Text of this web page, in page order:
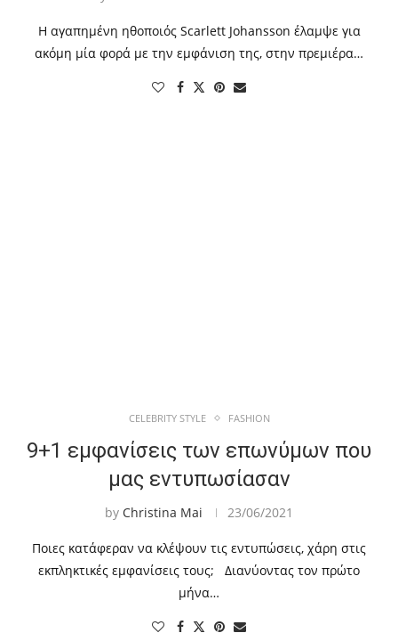
Η αγαπημένη ηθοποιός Scarlett Johansson έλαμψε για
ακόμη μία φορά με την εμφάνιση της, στην πρεμιέρα…
CELEBRITY STYLE FASHION
9+1 εμφανίσεις των επωνύμων που
μας εντυπωσίασαν
by Christina Mai 23/06/2021
Ποιες κατάφεραν να κλέψουν τις εντυπώσεις, χάρη στις
εκπληκτικές εμφανίσεις τους; Διανύοντας τον πρώτο
μήνα…